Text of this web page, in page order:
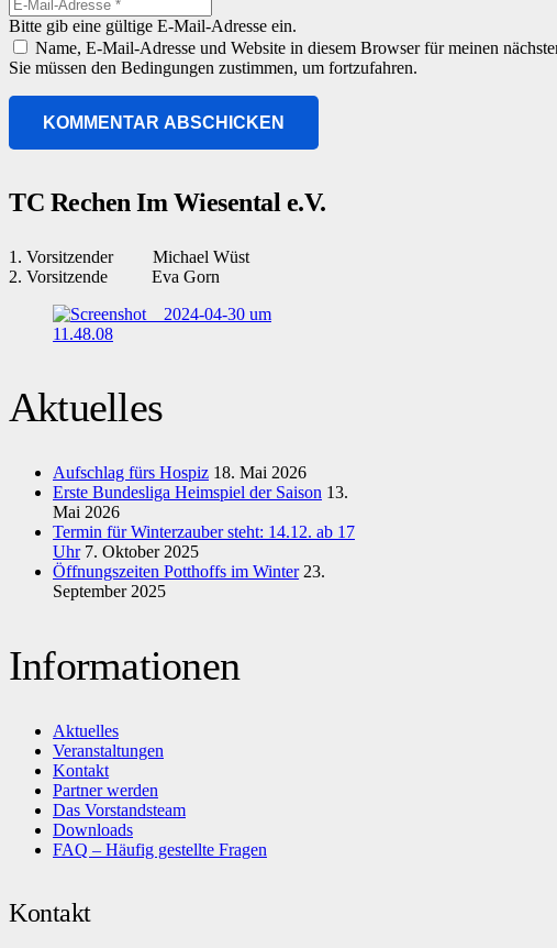
Bitte gib eine gültige E-Mail-Adresse ein.
Name, E-Mail-Adresse und Website in diesem Browser für meinen
Sie müssen den Bedingungen zustimmen, um fortzufahren.
KOMMENTAR ABSCHICKEN
TC Rechen Im Wiesental e.V.
1. Vorsitzender Michael Wüst
2. Vorsitzende Eva Gorn
Aktuelles
Aufschlag fürs Hospiz 18. Mai 2026
Erste Bundesliga Heimspiel der Saison 13.
Mai 2026
Termin für Winterzauber steht: 14.12. ab 17
Uhr 7. Oktober 2025
Öffnungszeiten Potthoffs im Winter 23.
September 2025
Informationen
Aktuelles
Veranstaltungen
Kontakt
Partner werden
Das Vorstandsteam
Downloads
FAQ – Häufig gestellte Fragen
Kontakt